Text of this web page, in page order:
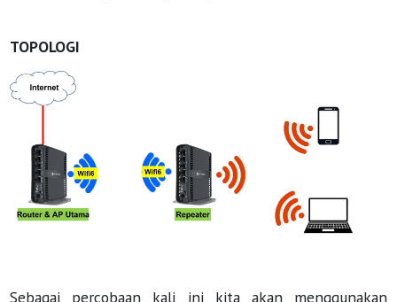
TOPOLOGI
Sebagai percobaan kali ini kita akan menggunakan